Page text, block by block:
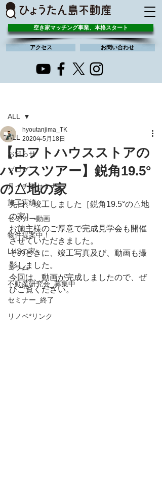
アクセス お問い合わせ
空き家マッチング事業、本格スタート
ALL
お知らせ
ブログ
月イチ＠セミナー
施工実績
セミナー動画
物件提案中！
LHSの家
コラム
不動産研究会_募集中
セミナー_終了
リノベ*リンク
ALL
【ロフトハウスストアの
ハウスツアー】鋭角19.5°
の△地の家
hyoutanjima_TK
2020年5月18日
先日、竣工しました［鋭角19.5°の△地
の家］。
お施主様のご厚意で完成見学会も開催
させていただきました。
そのときに、竣工写真及び、動画も撮
影しました。
今回は、動画が完成しましたので、ぜ
ひご覧ください。